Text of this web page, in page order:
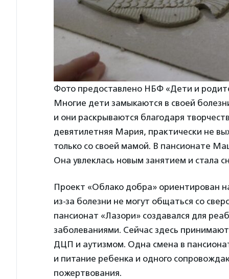
Фото предоставлено НБФ «Дети и
Многие дети замыкаются в своей
и они раскрываются благодаря
девятилетняя Мария, практически не
только со своей мамой. В пансионате
Она увлеклась новым занятием и стала
Проект «Облако добра» ориентирован
из-за болезни не могут общаться со
пансионат «Лазори» создавался для
заболеваниями. Сейчас здесь
ДЦП и аутизмом. Одна смена в
и питание ребенка и одного
пожертвования.